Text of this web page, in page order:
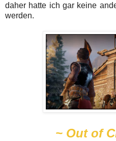
daher hatte ich gar keine
werden.
~ Out of